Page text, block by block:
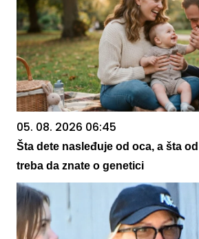
05. 08. 2026 06:45
Šta dete nasleđuje od oca, a šta
treba da znate o genetici